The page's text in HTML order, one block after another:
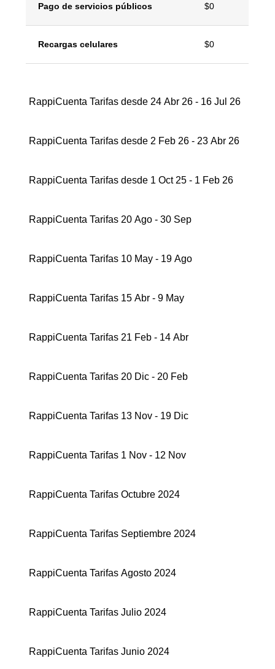
RappiCuenta Tarifas desde 24 Abr 26 - 16 Jul 26
RappiCuenta Tarifas desde 2 Feb 26 - 23 Abr 26
RappiCuenta Tarifas desde 1 Oct 25 - 1 Feb 26
RappiCuenta Tarifas 20 Ago - 30 Sep
RappiCuenta Tarifas 10 May - 19 Ago
RappiCuenta Tarifas 15 Abr - 9 May
RappiCuenta Tarifas 21 Feb - 14 Abr
RappiCuenta Tarifas 20 Dic - 20 Feb
RappiCuenta Tarifas 13 Nov - 19 Dic
RappiCuenta Tarifas 1 Nov - 12 Nov
RappiCuenta Tarifas Octubre 2024
RappiCuenta Tarifas Septiembre 2024
RappiCuenta Tarifas Agosto 2024
RappiCuenta Tarifas Julio 2024
RappiCuenta Tarifas Junio 2024
Pago de servicios públicos $0
Recargas celulares $0